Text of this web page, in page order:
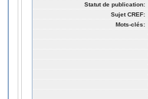
Statut de publication:
Sujet CREF:
Mots-clés: